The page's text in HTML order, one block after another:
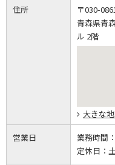
住所
〒030-
青森県青
ル 2階
大きな
営業日 業務時間：
定休日：